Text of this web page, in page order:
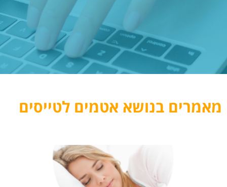
מאמרים בנושא אטמים לטייסים